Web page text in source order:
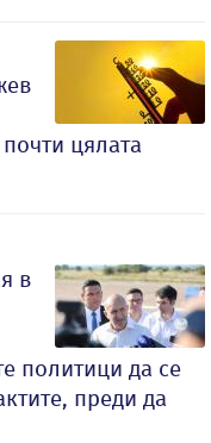
цялата
в
политици да се
преди да